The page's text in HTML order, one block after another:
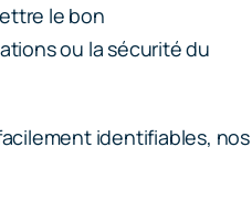
le bon
ou la sécurité du
identifiables, nos